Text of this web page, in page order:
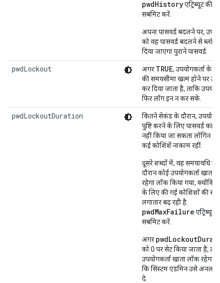
pwdHistoryएट्रिब्यूट की
सबमिट करें.
अपना पासवर्ड बदलने पर,
को वह पासवर्ड बदलने से
दिया जाएगा पुराने पासवर्ड.
pwdLockout अगर TRUE, उपयोगकर्ता के
की समयसीमा खत्म होने पर
कर दिया जाता है, ताकि
फिर लॉग इन न कर सके.
pwdLockoutDuration
कितने सेकंड के दौरान,
पुष्टि करने के लिए पासवर्ड का
नहीं किया जा सकता लॉगिन
कई कोशिशें नाकाम रहीं.
दूसरे शब्दों में, वह समयावधि
दौरान कोई उपयोगकर्ता खाता
रहेगा लॉक किया गया, क्योंकि
के लिए की गई कोशिशों की
लगातार बढ़ रही है.
pwdMaxFailure एट्रिब्यूट
सबमिट करें.
अगर
को 0 पर सेट किया जाता है, तो
उपयोगकर्ता खाता लॉक रहेगा
कि सिस्टम एडमिन उसे
दे.